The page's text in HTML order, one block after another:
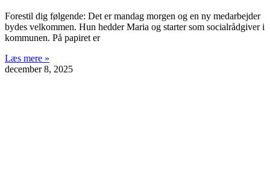
Forestil dig følgende: Det er mandag morgen og en ny medarbejder
bydes velkommen. Hun hedder Maria og starter som socialrådgiver i
kommunen. På papiret er
Læs mere »
december 8, 2025